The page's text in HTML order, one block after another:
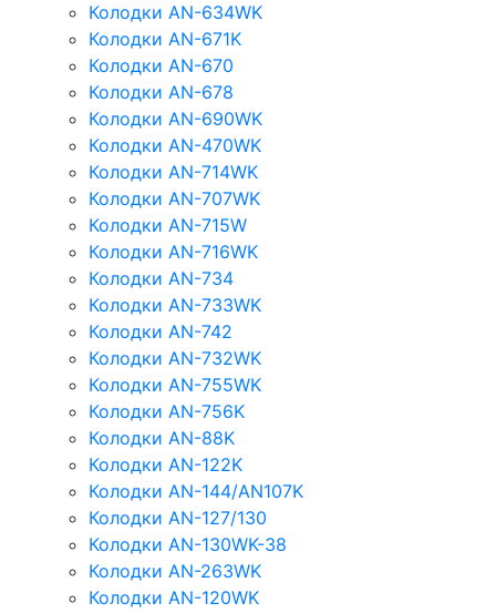
Колодки AN-634WK
Колодки AN-671K
Колодки AN-670
Колодки AN-678
Колодки AN-690WK
Колодки AN-470WK
Колодки AN-714WK
Колодки AN-707WK
Колодки AN-715W
Колодки AN-716WK
Колодки AN-734
Колодки AN-733WK
Колодки AN-742
Колодки AN-732WK
Колодки AN-755WK
Колодки AN-756K
Колодки AN-88K
Колодки AN-122K
Колодки AN-144/AN107K
Колодки AN-127/130
Колодки AN-130WK-38
Колодки AN-263WK
Колодки AN-120WK